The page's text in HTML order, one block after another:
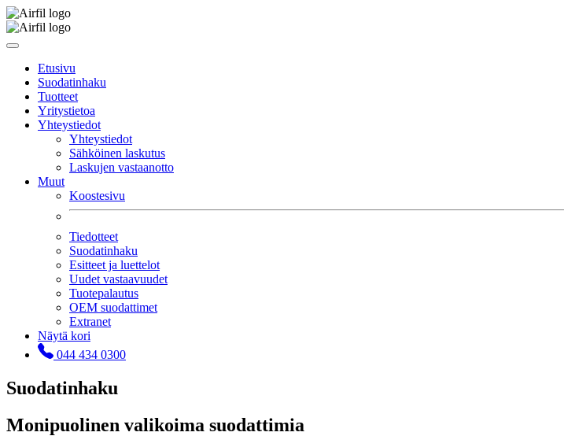
Etusivu
Suodatinhaku
Tuotteet
Yritystietoa
Yhteystiedot
Yhteystiedot
Sähköinen laskutus
Laskujen vastaanotto
Muut
Koostesivu
Tiedotteet
Suodatinhaku
Esitteet ja luettelot
Uudet vastaavuudet
Tuotepalautus
OEM suodattimet
Extranet
Näytä kori
044 434 0300
Suodatinhaku
Monipuolinen valikoima suodattimia